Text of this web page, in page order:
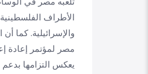
الأطراف الفلسطينية
والإسرائيلية. كما
مصر لمؤتمر إعادة
يعكس التزامها